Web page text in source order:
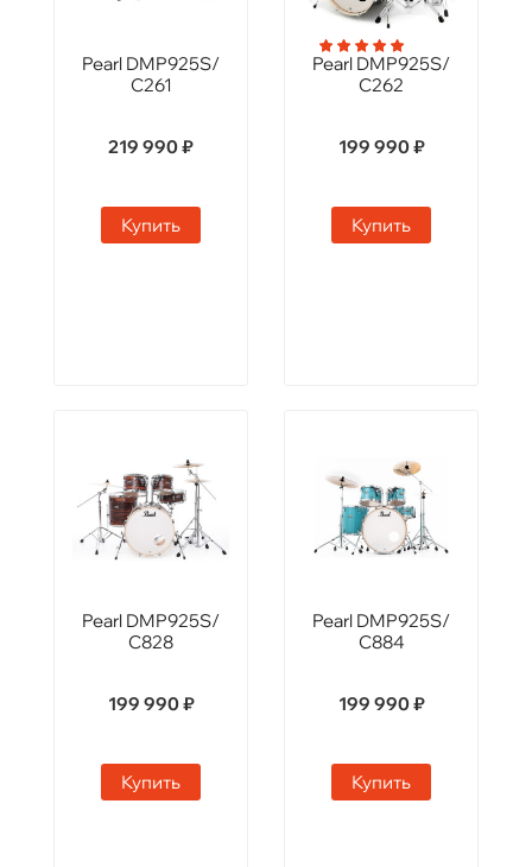
Pearl DMP925S/
C261
219 990 ₽
Купить
Pearl DMP925S/
C262
199 990 ₽
Купить
Pearl DMP925S/
C828
199 990 ₽
Купить
Pearl DMP925S/
C884
199 990 ₽
Купить